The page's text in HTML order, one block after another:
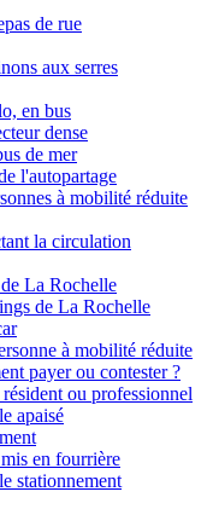
de rue
aux serres
en bus
dense
de mer
l'autopartage
à mobilité réduite
la circulation
La Rochelle
de La Rochelle
à mobilité réduite
payer ou contester ?
ou professionnel
apaisé
en fourrière
stationnement